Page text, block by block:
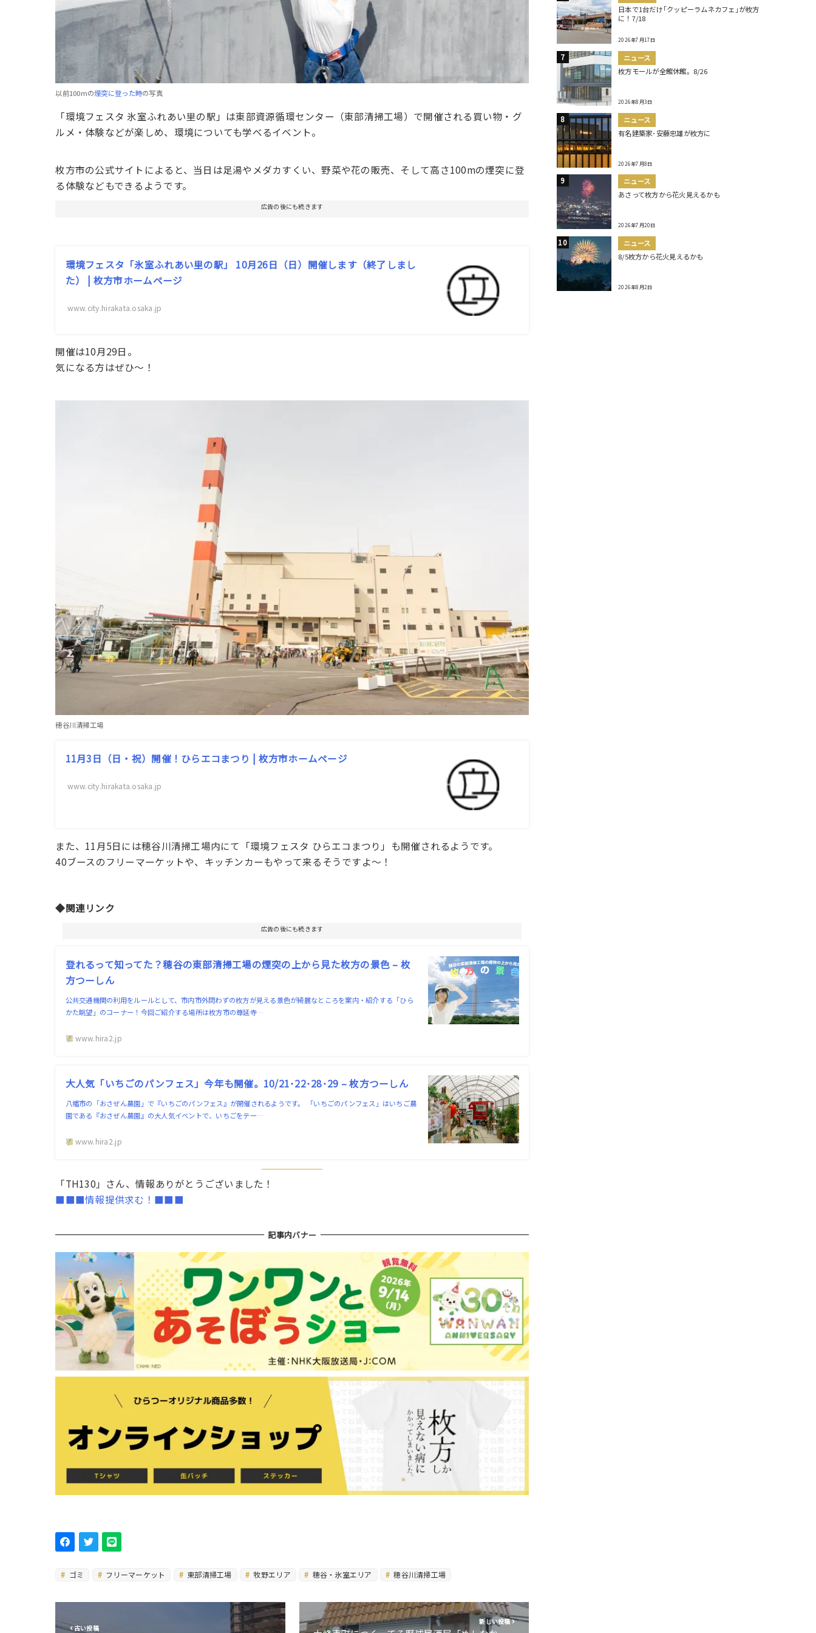
以前100mの煙突に登った時の写真
「環境フェスタ 氷室ふれあい里の駅」は東部資源循環センター（東部清掃工場）で開催される買い物・グ
ルメ・体験などが楽しめ、環境についても学べるイベント。
枚方市の公式サイトによると、当日は足湯やメダカすくい、野菜や花の販売、そして高さ100mの煙突に登
る体験などもできるようです。
広告の後にも続きます
環境フェスタ「氷室ふれあい里の駅」 10月26日（日）開催します（終了しまし
た） | 枚方市ホームページ
www.city.hirakata.osaka.jp
開催は10月29日。
気になる方はぜひ〜！
穂谷川清掃工場
11月3日（日・祝）開催！ひらエコまつり | 枚方市ホームページ
www.city.hirakata.osaka.jp
また、11月5日には穂谷川清掃工場内にて「環境フェスタ ひらエコまつり」も開催されるようです。
40ブースのフリーマーケットや、キッチンカーもやって来るそうですよ〜！
◆関連リンク
広告の後にも続きます
登れるって知ってた？穂谷の東部清掃工場の煙突の上から見た枚方の景色 – 枚
方つーしん
公共交通機関の利用をルールとして、市内市外問わずの枚方が見える景色が綺麗なところを案内・紹介する「ひら
かた眺望」のコーナー！今回ご紹介する場所は枚方市の尊延寺…
www.hira2.jp
大人気「いちごのパンフェス」今年も開催。10/21･22･28･29 – 枚方つーしん
八幡市の「おさぜん農園」で『いちごのパンフェス』が開催されるようです。 「いちごのパンフェス」はいちご農
園である『おさぜん農園』の大人気イベントで、いちごをテー…
www.hira2.jp
「TH130」さん、情報ありがとうございました！
■■■情報提供求む！■■■
記事内バナー
ゴミ フリーマーケット 東部清掃工場 牧野エリア 穂谷・氷室エリア 穂谷川清掃工場
古い投稿
新しい投稿
日本で1台だけ｢クッピーラムネカフェ｣が枚方
に！7/18
2026年7月17日
ニュース
枚方モールが全館休館。8/26
2026年8月3日
ニュース
有名建築家･安藤忠雄が枚方に
2026年7月8日
ニュース
あさって枚方から花火見えるかも
2026年7月20日
ニュース
8/5枚方から花火見えるかも
2026年8月2日